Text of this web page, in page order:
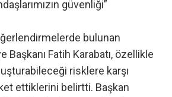
güvenliği”
bulunan
Başkanı Fatih Karabatı, özellikle
risklere karşı
ettiklerini belirtti. Başkan